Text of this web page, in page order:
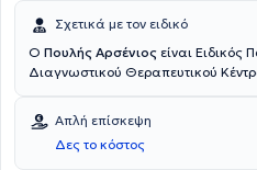
Σχετικά με τον ειδικό
Ο Πουλής Αρσένιος είναι Ειδικός
Διαγνωστικού Θεραπευτικού
Ιωνίας. Είναι απόφοιτος της
Ιωαννίνων. Ολοκλήρωσε την
Παθολογία και εκπαιδεύτηκε στον
Απλή επίσκεψη
Δες το κόστος